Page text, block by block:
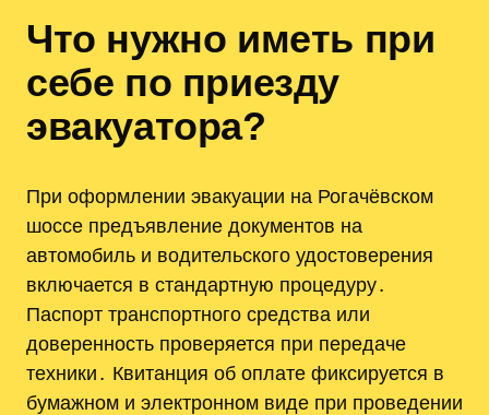
Что нужно иметь при
себе по приезду
эвакуатора?
При оформлении эвакуации на Рогачёвском
шоссе предъявление документов на
автомобиль и водительского удостоверения
включается в стандартную процедуру․
Паспорт транспортного средства или
доверенность проверяется при передаче
техники․ Квитанция об оплате фиксируется в
бумажном и электронном виде при проведении